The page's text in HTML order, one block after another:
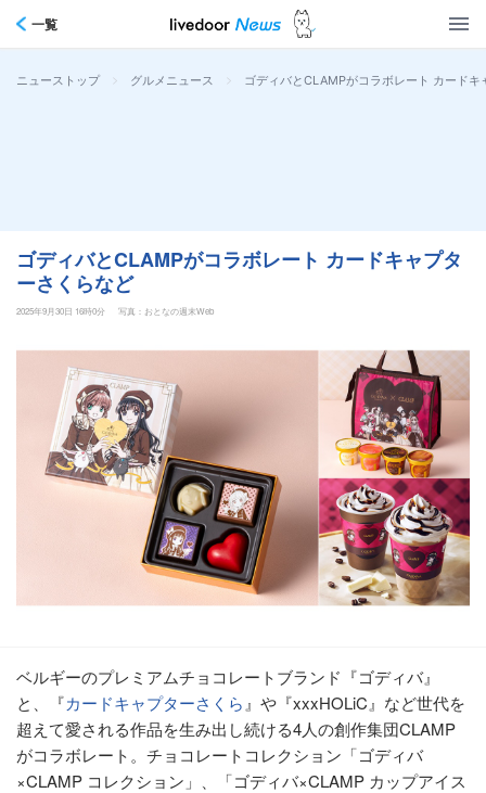
一覧
ニューストップ > グルメニュース > ゴディバとCLAMPがコラボレート カードキ
ゴディバとCLAMPがコラボレート カードキャプタ
ーさくらなど
2025年9月30日 16時0分 写真：おとなの週末Web
ベルギーのプレミアムチョコレートブランド『ゴディバ』
と、『カードキャプターさくら 』や『xxxHOLiC』など世代を
超えて愛される作品を生み出し続ける4人の創作集団CLAMP
がコラボレート。チョコレートコレクション「ゴディバ
×CLAMP コレクション」、「ゴディバ×CLAMP カップアイス